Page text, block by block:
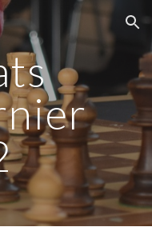
Skip to navigation